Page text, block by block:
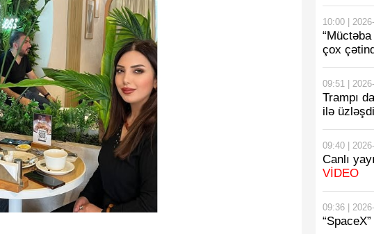
10:00 |
çox
09:51 |
Trampı
ilə üzləşdi
09:40 |
Canlı
VİDEO
09:36 |